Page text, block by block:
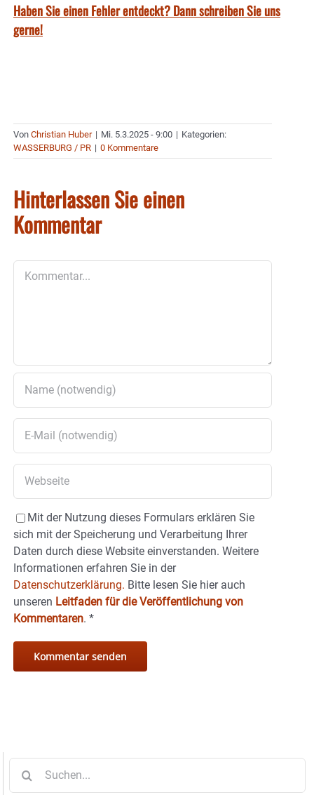
Haben Sie einen Fehler entdeckt? Dann schreiben Sie uns
gerne!
Von Christian Huber | Mi. 5.3.2025 - 9:00 | Kategorien:
WASSERBURG / PR | 0 Kommentare
Hinterlassen Sie einen
Kommentar
Mit der Nutzung dieses Formulars erklären Sie
sich mit der Speicherung und Verarbeitung Ihrer
Daten durch diese Website einverstanden. Weitere
Informationen erfahren Sie in der
Datenschutzerklärung. Bitte lesen Sie hier auch
unseren Leitfaden für die Veröffentlichung von
Kommentaren. *
nach: